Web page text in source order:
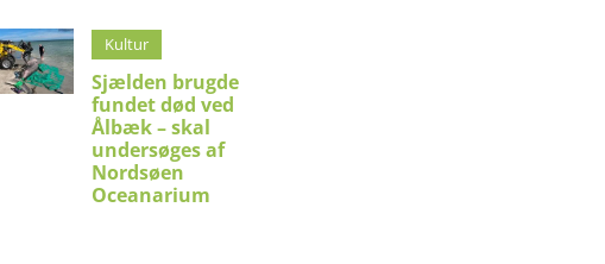
Kultur
Sjælden brugde
fundet død ved
Ålbæk – skal
undersøges af
Nordsøen
Oceanarium